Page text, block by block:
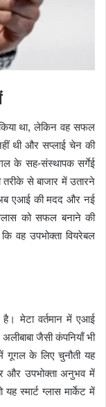
था, लेकिन वह सफल
थी और सप्लाई चेन की
के सह-संस्थापक सर्गेई
से बाजार में उतारने
अब एआई की मदद और नई
ग्लास को सफल बनाने की
वह उपभोक्ता वियरेबल
है। मेटा वर्तमान में एआई
जैसी कंपनियाँ भी
गूगल के लिए चुनौती यह
और उपभोक्ता अनुभव में
स्मार्ट ग्लास मार्केट में